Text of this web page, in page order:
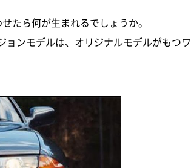
たら何が生まれるでしょうか。
ンモデルは、オリジナルモデルがもつ